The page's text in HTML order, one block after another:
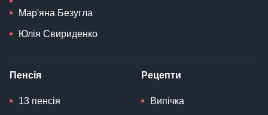
Мар'яна Безугла
Юлія Свириденко
Пенсія
13 пенсія
Рецепти
Випічка